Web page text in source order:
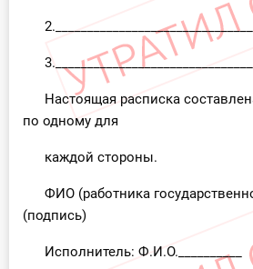
Настоящая расписка
по одному для
каждой стороны.
ФИО (работника
(подпись)
Исполнитель: Ф.И.О.__________